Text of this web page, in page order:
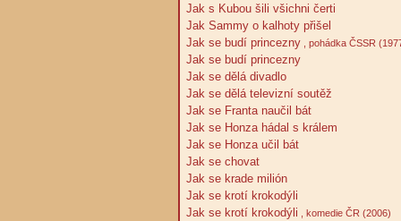
Jak s Kubou šili všichni čerti
Jak Sammy o kalhoty přišel
Jak se budí princezny , pohádka ČSSR
Jak se budí princezny
Jak se dělá divadlo
Jak se dělá televizní soutěž
Jak se Franta naučil bát
Jak se Honza hádal s králem
Jak se Honza učil bát
Jak se chovat
Jak se krade milión
Jak se krotí krokodýli
Jak se krotí krokodýli , komedie ČR (2006)